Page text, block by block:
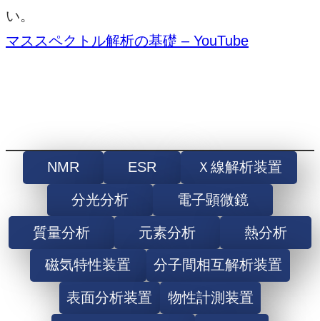
い。
マススペクトル解析の基礎 – YouTube
NMR ESR Ｘ線解析装置
分光分析 電子顕微鏡
質量分析 元素分析 熱分析
磁気特性装置 分子間相互解析装置
表面分析装置 物性計測装置